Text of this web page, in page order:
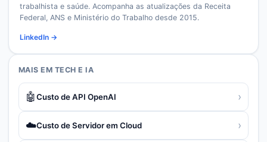
trabalhista e saúde. Acompanha as atualizações da Receita
Federal, ANS e Ministério do Trabalho desde 2015.
LinkedIn →
MAIS EM TECH E IA
🤖Custo de API OpenAI ›
☁️Custo de Servidor em Cloud ›